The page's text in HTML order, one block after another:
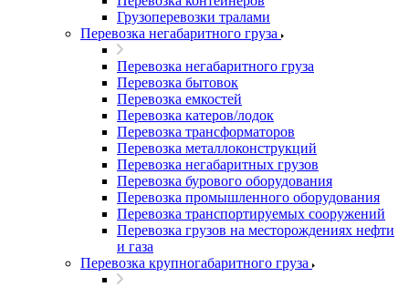
Грузоперевозки тралами
Перевозка негабаритного груза
Перевозка негабаритного груза
Перевозка бытовок
Перевозка емкостей
Перевозка катеров/лодок
Перевозка трансформаторов
Перевозка металлоконструкций
Перевозка негабаритных грузов
Перевозка бурового оборудования
Перевозка промышленного оборудования
Перевозка транспортируемых сооружений
Перевозка грузов на месторождениях нефти
и газа
Перевозка крупногабаритного груза